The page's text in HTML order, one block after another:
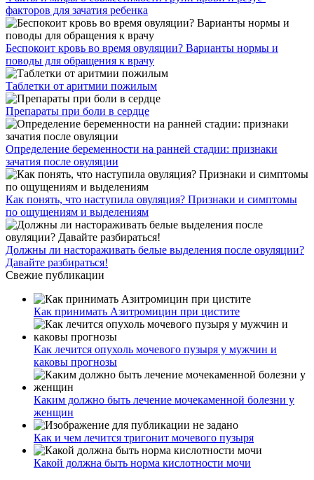
факторов для зачатия ребенка
Беспокоит кровь во время овуляции? Варианты нормы и
поводы для обращения к врачу
Таблетки от аритмии пожилым
Препараты при боли в сердце
Определение беременности на ранней стадии: признаки
зачатия после овуляции
Как понять, что наступила овуляция? Признаки и симптомы
по ощущениям и выделениям
Должны ли настораживать белые выделения после овуляции?
Давайте разбираться!
Свежие публикации
Как принимать Азитромицин при цистите
Как лечится опухоль мочевого пузыря у мужчин и
каковы прогнозы
Каким должно быть лечение мочекаменной болезни у
женщин
Как и чем лечится тригонит мочевого пузыря
Какой должна быть норма кислотности мочи